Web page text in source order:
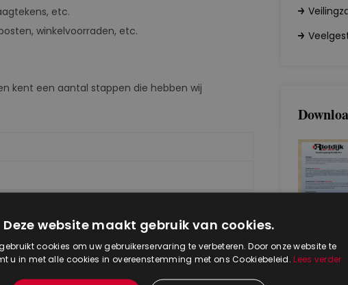
etc.
winkelvoorraden, etc.
kent een aantal stappen die hebben wij
Deze website maakt gebruik van cookies.
cookies om uw gebruikerservaring te verbeteren. Door onze website te
u in met alle cookies in overeenstemming met ons Cookiebeleid.Lees verder